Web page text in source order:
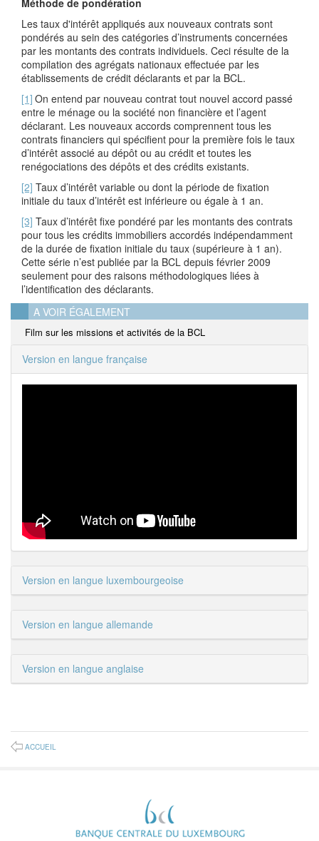
Méthode de pondération
Les taux d'intérêt appliqués aux nouveaux contrats sont
pondérés au sein des catégories d’instruments concernées
par les montants des contrats individuels. Ceci résulte de la
compilation des agrégats nationaux effectuée par les
établissements de crédit déclarants et par la BCL.
[1] On entend par nouveau contrat tout nouvel accord passé
entre le ménage ou la société non financière et l’agent
déclarant. Les nouveaux accords comprennent tous les
contrats financiers qui spécifient pour la première fois le taux
d’intérêt associé au dépôt ou au crédit et toutes les
renégociations des dépôts et des crédits existants.
[2] Taux d’intérêt variable ou dont la période de fixation
initiale du taux d’intérêt est inférieure ou égale à 1 an.
[3] Taux d’intérêt fixe pondéré par les montants des contrats
pour tous les crédits immobiliers accordés indépendamment
de la durée de fixation initiale du taux (supérieure à 1 an).
Cette série n’est publiée par la BCL depuis février 2009
seulement pour des raisons méthodologiques liées à
l’identification des déclarants.
A VOIR ÉGALEMENT
Film sur les missions et activités de la BCL
Version en langue française
Version en langue luxembourgeoise
Version en langue allemande
Version en langue anglaise
ACCUEIL